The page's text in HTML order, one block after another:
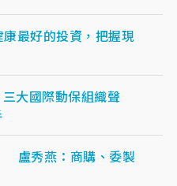
最好的投資，把握現
大國際動保組織聲
盧秀燕：商購、委製